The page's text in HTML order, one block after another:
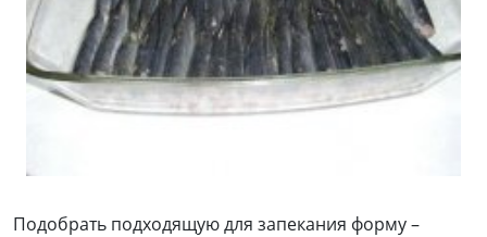
Подобрать подходящую для запекания форму –